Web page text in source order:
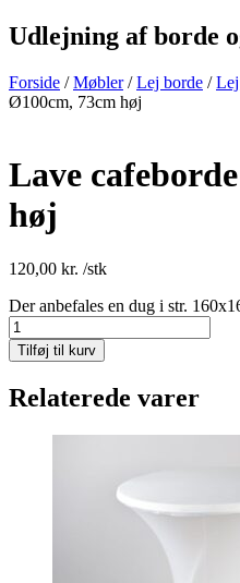
Udlejning af borde
Forside /Møbler/Lej borde /
Ø100cm, 73cm høj
Lave
høj
120,00 kr. /stk
Der anbefales en dug i str.
Lave
cafeborde
Ø100cm,
høj
Tilføj til kurv
Relaterede varer